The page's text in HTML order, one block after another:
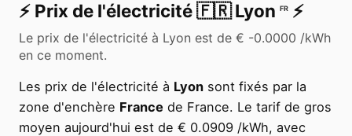
⚡️ Prix de l'électricité🇫🇷 Lyon FR ⚡️
Le prix de l'électricité à Lyon est de € -0.0000 /kWh
en ce moment.
Les prix de l'électricité à Lyon sont fixés par la
zone d'enchère France de France. Le tarif de gros
moyen aujourd'hui est de € 0.0909 /kWh, avec